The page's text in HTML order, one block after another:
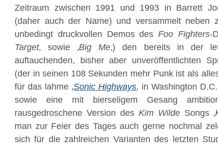
Zeitraum zwischen 1991 und 1993 in Barrett
(daher auch der Name) und versammelt neben
unbedingt druckvollen Demos des Foo Fighters-
Target‚ sowie ‚Big Me‚) den bereits in der
auftauchenden, bisher aber unveröffentlichten
(der in seinen 108 Sekunden mehr Punk ist als
für das lahme ‚Sonic Highways‚ in Washington
sowie eine mit bierseligem Gesang
rausgedroschene Version des Kim WildeSongs ‚
man zur Feier des Tages auch gerne nochmal
sich für die zahlreichen Varianten des letzten